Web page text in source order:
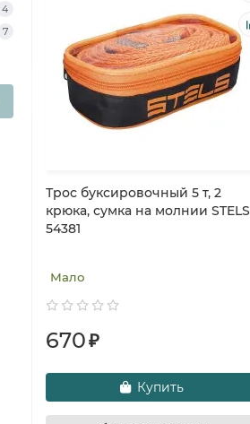
4
7
Трос буксировочный 5 т, 2
крюка, сумка на молнии STELS
54381
Мало
670₽
Купить